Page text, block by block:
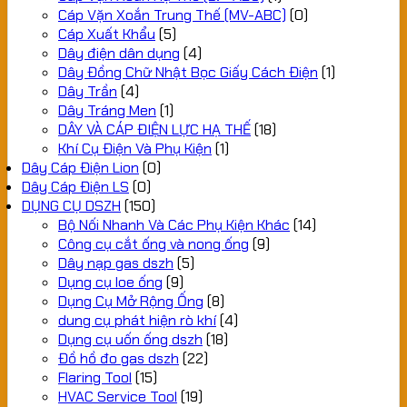
Cáp Vặn Xoắn Trung Thế (MV-ABC) (0)
Cáp Xuất Khẩu (5)
Dây điện dân dụng (4)
Dây Đồng Chữ Nhật Bọc Giấy Cách Điện (1)
Dây Trần (4)
Dây Tráng Men (1)
DÂY VÀ CÁP ĐIỆN LỰC HẠ THẾ(18)
Khí Cụ Điện Và Phụ Kiện (1)
Dây Cáp Điện Lion (0)
Dây Cáp Điện LS (0)
DỤNG CỤ DSZH (150)
Bộ Nối Nhanh Và Các Phụ Kiện Khác (14)
Công cụ cắt ống và nong ống (9)
Dây nạp gas dszh (5)
Dụng cụ loe ống (9)
Dụng Cụ Mở Rộng Ống (8)
dung cụ phát hiện rò khí(4)
Dụng cụ uốn ống dszh (18)
Đồ hồ đo gas dszh (22)
Flaring Tool (15)
HVAC Service Tool (19)